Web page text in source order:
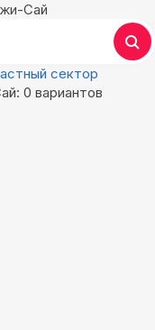
Сай
сектор
0 вариантов